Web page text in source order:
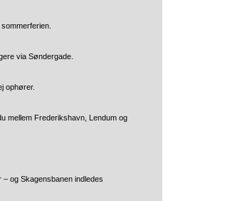
via Søndergade.
ophører.
mellem Frederikshavn, Lendum og
og Skagensbanen indledes